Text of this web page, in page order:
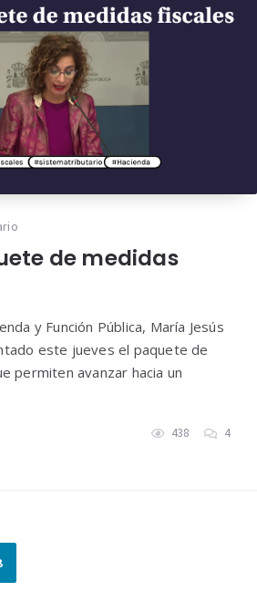
de medidas
y Función Pública, María Jesús
este jueves el paquete de
permiten avanzar hacia un
438 4